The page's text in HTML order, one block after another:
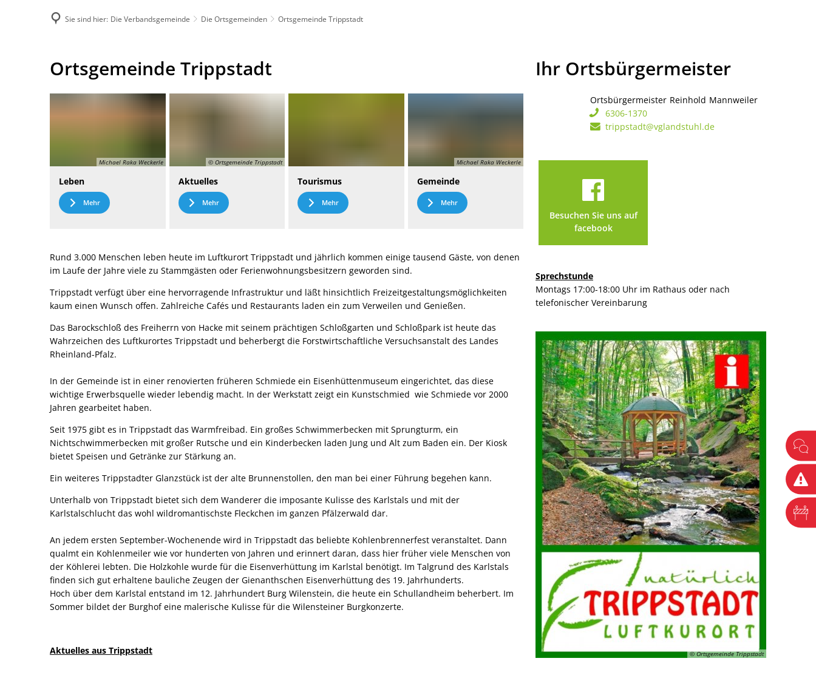
Sie sind hier: Die Verbandsgemeinde Die Ortsgemeinden Ortsgemeinde Trippstadt
Ortsgemeinde
Trippstadt
Ortsgemeinde Trippstadt
Michael Raka Weckerle
Leben
Mehr
© Ortsgemeinde Trippstadt
Aktuelles
Mehr
Tourismus
Mehr
Michael Raka Weckerle
Gemeinde
Mehr
Rund 3.000 Menschen leben heute im Luftkurort Trippstadt und jährlich kommen einige tausend Gäste, von denen
im Laufe der Jahre viele zu Stammgästen oder Ferienwohnungsbesitzern geworden sind.
Trippstadt verfügt über eine hervorragende Infrastruktur und läßt hinsichtlich Freizeitgestaltungsmöglichkeiten
kaum einen Wunsch offen. Zahlreiche Cafés und Restaurants laden ein zum Verweilen und Genießen.
Das Barockschloß des Freiherrn von Hacke mit seinem prächtigen Schloßgarten und Schloßpark ist heute das
Wahrzeichen des Luftkurortes Trippstadt und beherbergt die Forstwirtschaftliche Versuchsanstalt des Landes
Rheinland-Pfalz.
In der Gemeinde ist in einer renovierten früheren Schmiede ein Eisenhüttenmuseum eingerichtet, das diese
wichtige Erwerbsquelle wieder lebendig macht. In der Werkstatt zeigt ein Kunstschmied wie Schmiede vor 2000
Jahren gearbeitet haben.
Seit 1975 gibt es in Trippstadt das Warmfreibad. Ein großes Schwimmerbecken mit Sprungturm, ein
Nichtschwimmerbecken mit großer Rutsche und ein Kinderbecken laden Jung und Alt zum Baden ein. Der Kiosk
bietet Speisen und Getränke zur Stärkung an.
Ein weiteres Trippstadter Glanzstück ist der alte Brunnenstollen, den man bei einer Führung begehen kann.
Unterhalb von Trippstadt bietet sich dem Wanderer die imposante Kulisse des Karlstals und mit der
Karlstalschlucht das wohl wildromantischste Fleckchen im ganzen Pfälzerwald dar.
An jedem ersten September-Wochenende wird in Trippstadt das beliebte Kohlenbrennerfest veranstaltet. Dann
qualmt ein Kohlenmeiler wie vor hunderten von Jahren und erinnert daran, dass hier früher viele Menschen von
der Köhlerei lebten. Die Holzkohle wurde für die Eisenverhüttung im Karlstal benötigt. Im Talgrund des Karlstals
finden sich gut erhaltene bauliche Zeugen der Gienanthschen Eisenverhüttung des 19. Jahrhunderts.
Hoch über dem Karlstal entstand im 12. Jahrhundert Burg Wilenstein, die heute ein Schullandheim beherbert. Im
Sommer bildet der Burghof eine malerische Kulisse für die Wilensteiner Burgkonzerte.
Aktuelles aus Trippstadt
Ihr Ortsbürgermeister
Ortsbürgermeister Reinhold Mannweiler
6306-1370
trippstadt@vglandstuhl.de
Besuchen Sie uns auf
facebook
Sprechstunde
Montags 17:00-18:00 Uhr im Rathaus oder nach
telefonischer Vereinbarung
© Ortsgemeinde Trippstadt